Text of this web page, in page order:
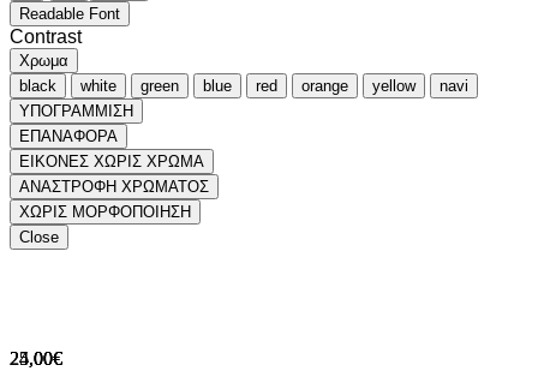
24,00€
24,00€
25,00€
25,00€
Readable Font
Contrast
Χρωμα
black
white green blue red orange yellow
navi
ΥΠΟΓΡΑΜΜΙΣΗ
ΕΠΑΝΑΦΟΡΑ
ΕΙΚΟΝΕΣ ΧΩΡΙΣ ΧΡΩΜΑ
ΑΝΑΣΤΡΟΦΗ ΧΡΩΜΑΤΟΣ
ΧΩΡΙΣ ΜΟΡΦΟΠΟΙΗΣΗ
Close